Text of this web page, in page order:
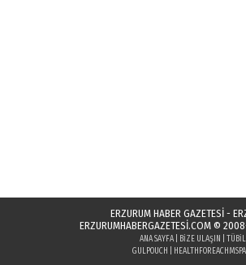
ERZURUM HABER GAZETESİ -
ERZURUMHABERGAZETESI.COM© 2008-
ANA SAYFA| BIZE ULAŞIN
GULPOUCH
HEALTHFOREACH